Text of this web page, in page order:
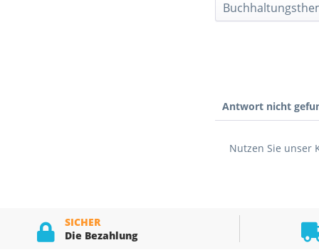
Antwort nicht
Nutzen Sie unser
SICHER
Die Bezahlung